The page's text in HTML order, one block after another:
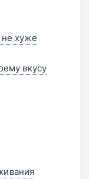
хуже
вкусу